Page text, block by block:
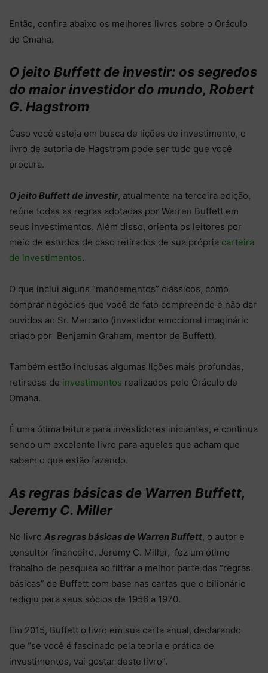
Então, confira abaixo os melhores livros sobre o Oráculo
de Omaha.
O jeito Buffett de investir: os segredos
do maior investidor do mundo, Robert
G. Hagstrom
Caso você esteja em busca de lições de investimento, o
livro de autoria de Hagstrom pode ser tudo que você
procura.
O jeito Buffett de investir, atualmente na terceira edição,
reúne todas as regras adotadas por Warren Buffett em
seus investimentos. Além disso, orienta os leitores por
meio de estudos de caso retirados de sua própria carteira
de investimentos.
O que inclui alguns “mandamentos” clássicos, como
comprar negócios que você de fato compreende e não dar
ouvidos ao Sr. Mercado (investidor emocional imaginário
criado por Benjamin Graham, mentor de Buffett).
Também estão inclusas algumas lições mais profundas,
retiradas de investimentos realizados pelo Oráculo de
Omaha.
É uma ótima leitura para investidores iniciantes, e continua
sendo um excelente livro para aqueles que acham que
sabem o que estão fazendo.
As regras básicas de Warren Buffett,
Jeremy C. Miller
No livro As regras básicas de Warren Buffett, o autor e
consultor financeiro, Jeremy C. Miller, fez um ótimo
trabalho de pesquisa ao filtrar a melhor parte das “regras
básicas” de Buffett com base nas cartas que o bilionário
redigiu para seus sócios de 1956 a 1970.
Em 2015, Buffett o livro em sua carta anual, declarando
que “se você é fascinado pela teoria e prática de
investimentos, vai gostar deste livro”.